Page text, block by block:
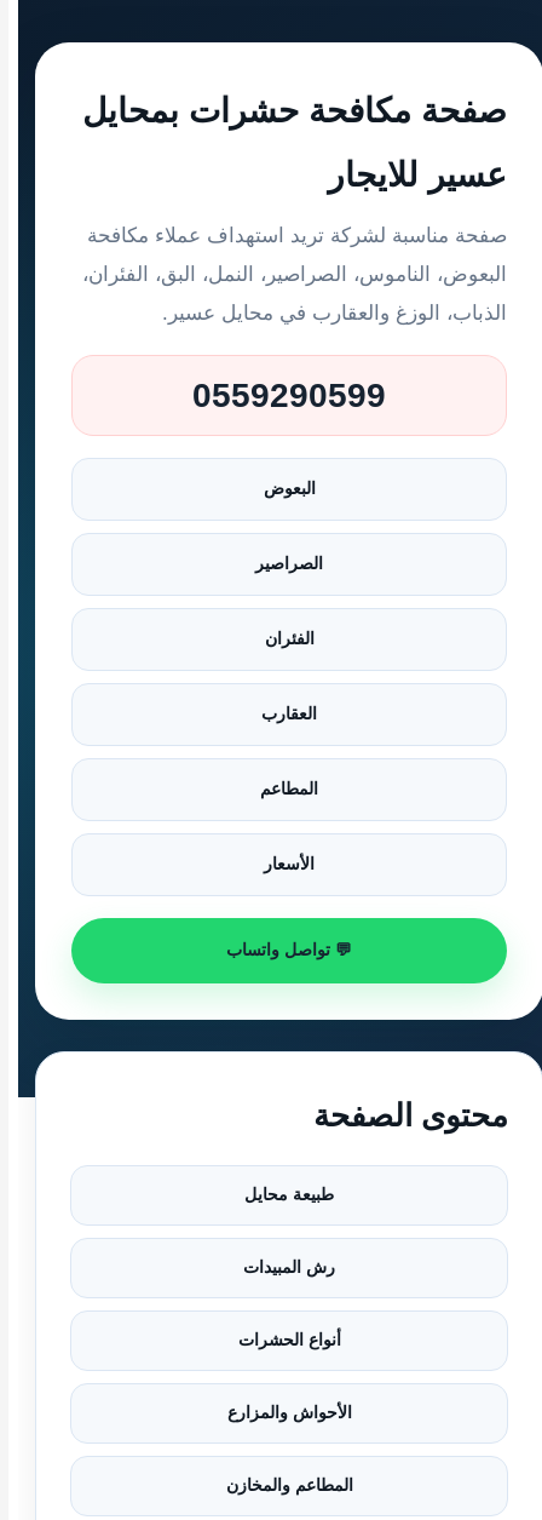
صفحة مكافحة حشرات بمحايل
عسير للايجار
صفحة مناسبة لشركة تريد استهداف عملاء مكافحة
البعوض، الناموس، الصراصير، النمل، البق، الفئران،
الذباب، الوزغ والعقارب في محايل عسير.
0559290599
البعوض
الصراصير
الفئران
العقارب
المطاعم
الأسعار
💬 تواصل واتساب
محتوى الصفحة
طبيعة محايل
رش المبيدات
أنواع الحشرات
الأحواش والمزارع
المطاعم والمخازن